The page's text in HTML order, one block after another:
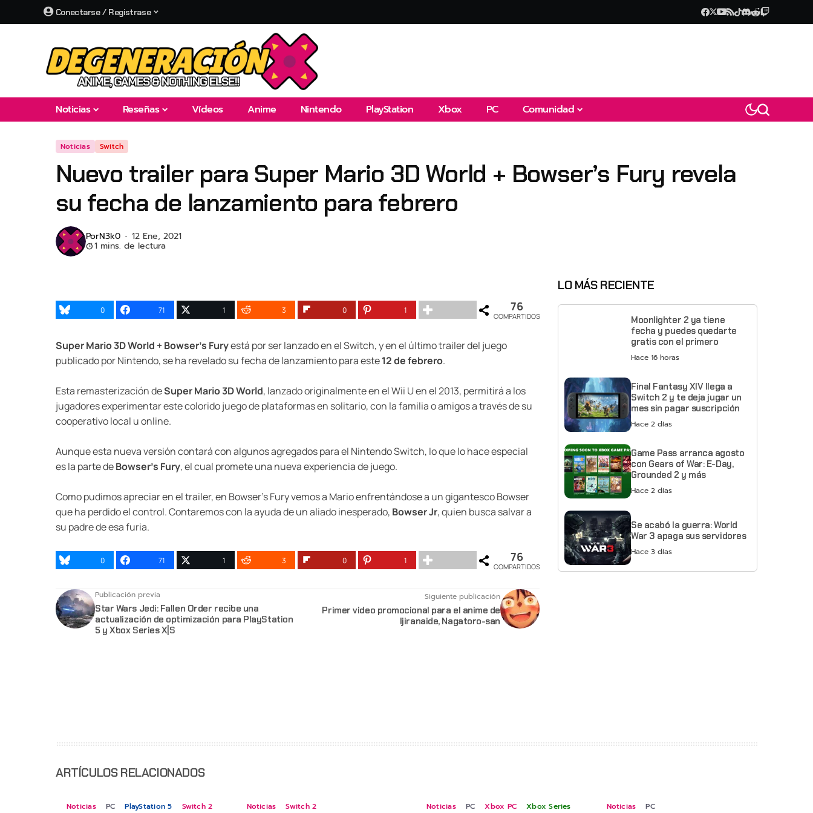
Conectarse / Registrase
Noticias Reseñas Vídeos Anime Nintendo PlayStation Xbox PC Comunidad
Noticias Switch
Nuevo trailer para Super Mario 3D World + Bowser’s Fury revela
su fecha de lanzamiento para febrero
PorN3k0 12 Ene, 2021
1 mins. de lectura
0 71 1 3 0 1 76
COMPARTIDOS
Super Mario 3D World + Bowser’s Furyestá por ser lanzado en el Switch, y en el último trailer del juego
publicado por Nintendo, se ha revelado su fecha de lanzamiento para este12 de febrero.
Esta remasterización deSuper Mario 3D World, lanzado originalmente en el Wii U en el 2013, permitirá a los
jugadores experimentar este colorido juego de plataformas en solitario, con la familia o amigos a través de su
cooperativo local u online.
Aunque esta nueva versión contará con algunos agregados para el Nintendo Switch, lo que lo hace especial
es la parte deBowser’s Fury, el cual promete una nueva experiencia de juego.
Como pudimos apreciar en el trailer, en Bowser’s Fury vemos a Mario enfrentándose a un gigantesco Bowser
que ha perdido el control. Contaremos con la ayuda de un aliado inesperado, Bowser Jr, quien busca salvar a
su padre de esa furia.
0 71 1 3 0 1 76
COMPARTIDOS
Publicación previa
Star Wars Jedi: Fallen Order recibe una
actualización de optimización para PlayStation
5 y Xbox Series X|S
Siguiente publicación
Primer video promocional para el anime de
Ijiranaide, Nagatoro-san
LO MÁS RECIENTE
Moonlighter 2 ya tiene
fecha y puedes quedarte
gratis con el primero
Hace 16 horas
Final Fantasy XIV llega a
Switch 2 y te deja jugar un
mes sin pagar suscripción
Hace 2 días
Game Pass arranca agosto
con Gears of War: E-Day,
Grounded 2 y más
Hace 2 días
Se acabó la guerra: World
War 3 apaga sus servidores
Hace 3 días
ARTÍCULOS RELACIONADOS
Noticias PC PlayStation 5 Switch 2 Noticias Switch 2 Noticias PC Xbox PC Xbox Series Noticias PC